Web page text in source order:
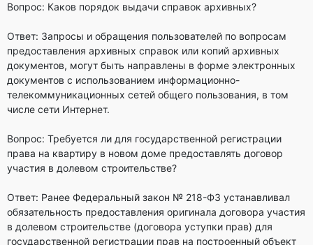
Вопрос: Каков порядок выдачи справок архивных?
Ответ: Запросы и обращения пользователей по вопросам
предоставления архивных справок или копий архивных
документов, могут быть направлены в форме электронных
документов с использованием информационно-
телекоммуникационных сетей общего пользования, в том
числе сети Интернет.
Вопрос: Требуется ли для государственной регистрации
права на квартиру в новом доме предоставлять договор
участия в долевом строительстве?
Ответ: Ранее Федеральный закон № 218-ФЗ устанавливал
обязательность предоставления оригинала договора участия
в долевом строительстве (договора уступки прав) для
государственной регистрации прав на построенный объект